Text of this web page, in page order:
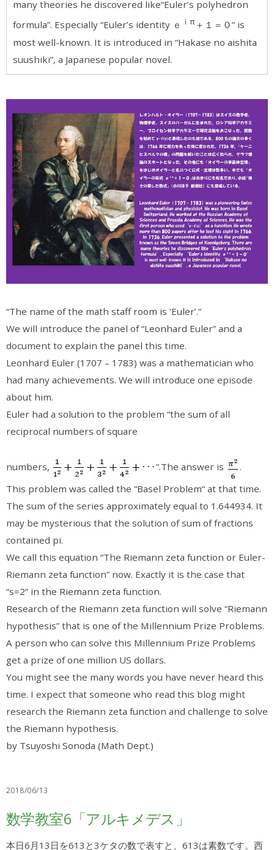
many theories he discovered like“Euler’s polyhedron
formula”. Especially “Euler’s identity ｅ ｉπ＋１＝０” is
most well-known. It is introduced in “Hakase no aishita
suushiki”, a Japanese popular novel.
“The name of the math staff room is ‘Euler’.”
We will introduce the panel of “Leonhard Euler” and a
document to explain the panel this time.
Leonhard Euler (1707 – 1783) was a mathematician who
had many achievements. We will introduce one episode
about him.
Euler had a solution to the problem “the sum of all
reciprocal numbers of square
numbers, ･･･”.The answer is
.
This problem was called the “Basel Problem“ at that time.
The sum of the series approximately equal to 1.644934. It
may be mysterious that the solution of sum of fractions
contained pi.
We call this equation “The Riemann zeta function or Euler-
Riemann zeta function” now. Exactly it is the case that
“s=2” in the Riemann zeta function.
Research of the Riemann zeta function will solve “Riemann
hypothesis” that is one of the Millennium Prize Problems.
A person who can solve this Millennium Prize Problems
get a prize of one million US dollars.
You might see the many words you have never heard this
time. I expect that someone who read this blog might
research the Riemann zeta function and challenge to solve
the Riemann hypothesis.
by Tsuyoshi Sonoda (Math Dept.)
2018/06/13
数学教室6「アルキメデス」
本日6月13日を613と3ケタの数で表すと、613は素数です。西